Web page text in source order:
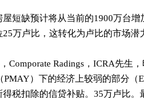
短缺预计将从当前的1900万台
万卢比，这转化为卢比的市场
Comporate Radings，ICRA先生
PMAY）下的经济上较弱的部分
税扣除的信贷补贴。35万卢比